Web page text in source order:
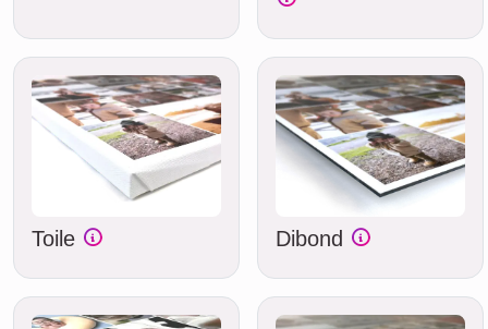
Toile Dibond